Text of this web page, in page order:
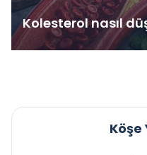
Kolesterol nasıl
Köşe